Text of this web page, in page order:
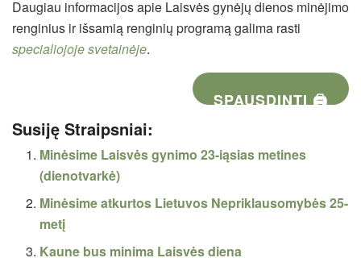
Daugiau informacijos apie Laisvės gynėjų dienos minėjimo
renginius ir išsamią renginių programą galima rasti
specialiojoje svetainėje.
SPAUSDINTI 🖨
Susiję Straipsniai:
Minėsime Laisvės gynimo 23-iąsias metines
(dienotvarkė)
Minėsime atkurtos Lietuvos Nepriklausomybės 25-
metį
Kaune bus minima Laisvės diena